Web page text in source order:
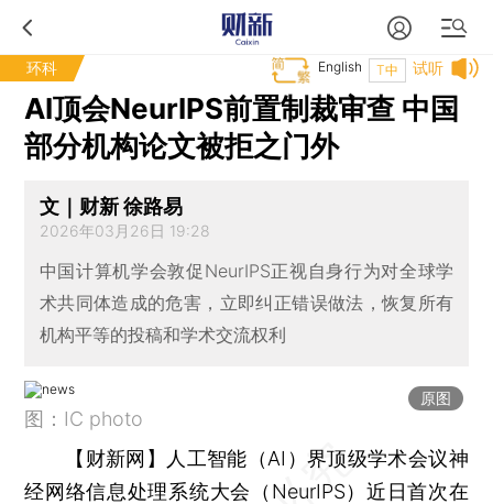
环科 试听
T中
English
AI顶会NeurIPS前置制裁审查 中国
部分机构论文被拒之门外
文｜财新 徐路易
2026年03月26日 19:28
中国计算机学会敦促NeurIPS正视自身行为对全球学
术共同体造成的危害，立即纠正错误做法，恢复所有
机构平等的投稿和学术交流权利
原图
图：IC photo
【财新网】
人工智能（AI）界顶级学术会议神
经网络信息处理系统大会（NeurIPS）近日首次在